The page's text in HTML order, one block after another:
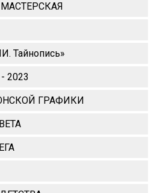
Тайнопись»
2023
ГРАФИКИ